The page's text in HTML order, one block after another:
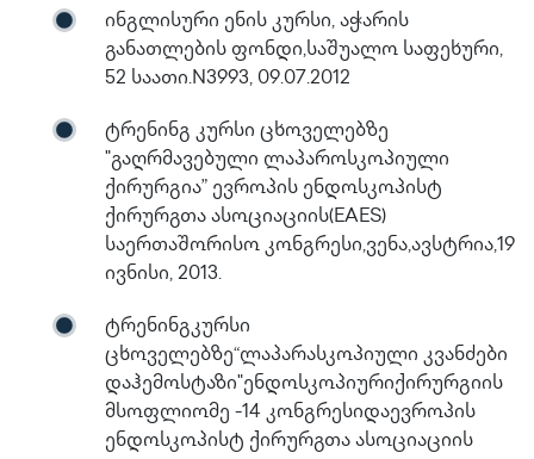
ინგლისური ენის კურსი, აჭარის
განათლების ფონდი,საშუალო საფეხური,
52 საათი.N3993, 09.07.2012
ტრენინგ კურსი ცხოველებზე
"გაღრმავებული ლაპაროსკოპიული
ქირურგია” ევროპის ენდოსკოპისტ
ქირურგთა ასოციაციის(EAES)
საერთაშორისო კონგრესი,ვენა,ავსტრია,19
ივნისი, 2013.
ტრენინგკურსი
ცხოველებზე“ლაპარასკოპიული კვანძები
დაჰემოსტაზი"ენდოსკოპიურიქირურგიის
მსოფლიომე -14 კონგრესიდაევროპის
ენდოსკოპისტ ქირურგთა ასოციაციის